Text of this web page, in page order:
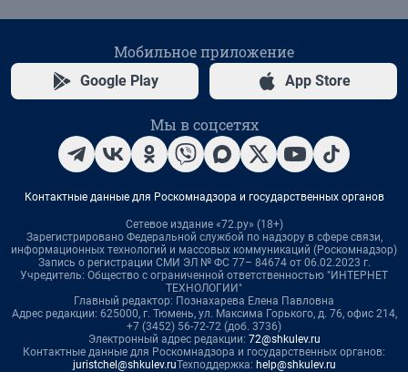
Мобильное приложение
Google Play App Store
Мы в соцсетях
Контактные данные для Роскомнадзора и государственных органов
Сетевое издание «72.ру» (18+)
Зарегистрировано Федеральной службой по надзору в сфере связи,
информационных технологий и массовых коммуникаций (Роскомнадзор)
Запись о регистрации СМИ ЭЛ № ФС 77– 84674 от 06.02.2023 г.
Учредитель: Общество с ограниченной ответственностью "ИНТЕРНЕТ
ТЕХНОЛОГИИ"
Главный редактор: Познахарева Елена Павловна
Адрес редакции: 625000, г. Тюмень, ул. Максима Горького, д. 76, офис 214,
+7 (3452) 56-72-72 (доб. 3736)
Электронный адрес редакции: 72@shkulev.ru
Контактные данные для Роскомнадзора и государственных органов:
juristchel@shkulev.ruТехподдержка: help@shkulev.ru